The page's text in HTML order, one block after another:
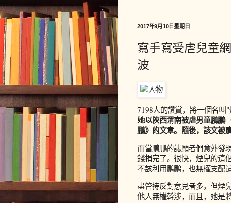
2017年9月10日星期日
寫手寫受虐兒童
波
7198人的讚賞，將一個名叫
她以陝西渭南被虐男童鵬鵬
鵬》的文章。隨後，該文被
而當鵬鵬的誌願者們意外發
錢捐完了。很快，煙兒的這
不該利用鵬鵬，也無權支配這
盡管持反對意見者多，但煙
他人無權幹涉，而且，她是